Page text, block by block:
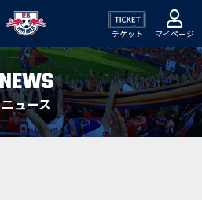
チケット マイページ
ニュース